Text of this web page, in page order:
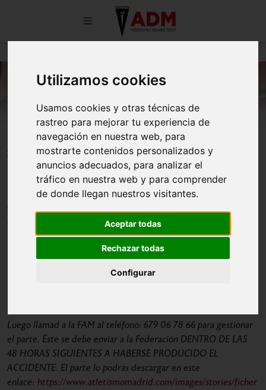
Utilizamos cookies
Usamos cookies y otras técnicas de
rastreo para mejorar tu experiencia de
navegación en nuestra web, para
mostrarte contenidos personalizados y
anuncios adecuados, para analizar el
tráfico en nuestra web y para comprender
de donde llegan nuestros visitantes.
Aceptar todas
Rechazar todas
Configurar
Accidente deportivo
En caso de accidente deportivo entrenando o en competición,
los atletas federados, deberán llamar por teléfono a la compañía
siguientes datos:
Datos personales del accidentado y tipología de lesiones.
Datos del colectivo al que pertenece el accidentado y
número de póliza que son: FEDERACIÓN DE ATLETISMO
Luego llamad a la FAM al teléfono: 679 06 78 66 para gestionar
el parte. Éste se debe enviar a la Federación DENTRO DE LAS
48 HORAS SIGUIENTES A HABERSE PRODUCIDO EL
ACCIDENTE. El parte lo podrás descargar en este
enlace: https://www.atletismomadrid.com/images/stories/ficher